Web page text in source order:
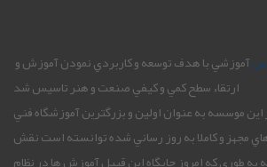
آموزشي با هدف توسعه و کاربردي نمودن آموزش و
ارتقاء سطح کمي و کيفي صنعت و هنر تاسيس شد
موسسه به عنوان اولين و بزرگترين آموزشگاه فني
مجهز و کاملا به روز رساني شده توانسته است نقش
طوري که امروز جايگاه اين قبيل آموزش ها در نظام